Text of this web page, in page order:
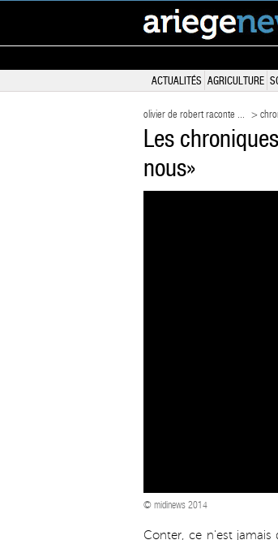
ACTUALITÉS AGRICULTURE
olivier de robert raconte ... >
Les
nous»
© midinews 2014
Conter, ce n'est jamais